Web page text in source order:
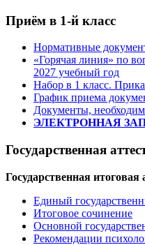
Приём в 1-й класс
Нормативные
«Горячая линия» по
2027 учебный год
Набор в 1 класс.
График приема
Документы,
ЭЛЕКТРОННАЯ
Государственная
Государственная итоговая
Единый
Итоговое сочинение
Основной
Рекомендации